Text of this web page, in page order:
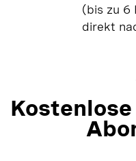
(bis zu 6
direkt